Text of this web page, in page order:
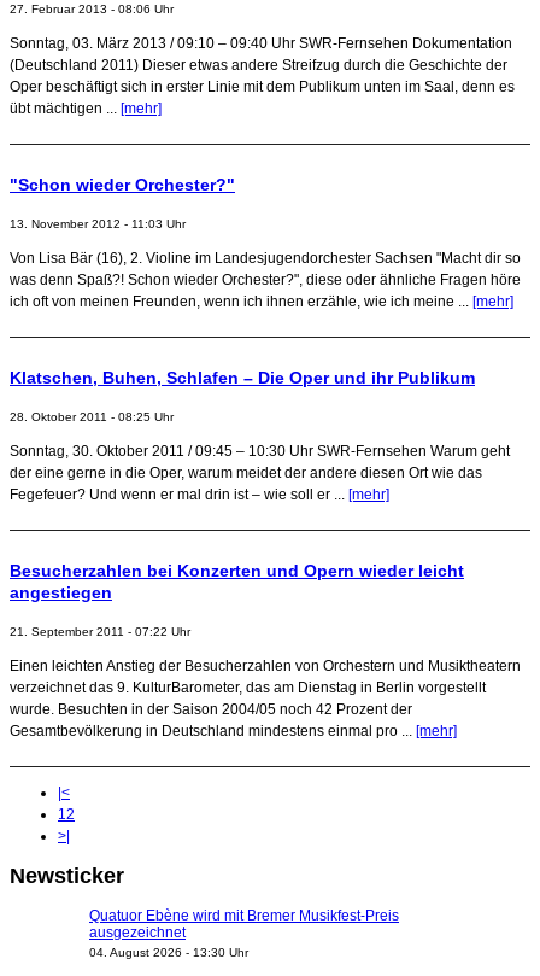
27. Februar 2013 - 08:06 Uhr
Sonntag, 03. März 2013 / 09:10 – 09:40 Uhr SWR-Fernsehen Dokumentation
(Deutschland 2011) Dieser etwas andere Streifzug durch die Geschichte der
Oper beschäftigt sich in erster Linie mit dem Publikum unten im Saal, denn es
übt mächtigen ... [mehr]
"Schon wieder Orchester?"
13. November 2012 - 11:03 Uhr
Von Lisa Bär (16), 2. Violine im Landesjugendorchester Sachsen "Macht dir so
was denn Spaß?! Schon wieder Orchester?", diese oder ähnliche Fragen höre
ich oft von meinen Freunden, wenn ich ihnen erzähle, wie ich meine ... [mehr]
Klatschen, Buhen, Schlafen – Die Oper und ihr Publikum
28. Oktober 2011 - 08:25 Uhr
Sonntag, 30. Oktober 2011 / 09:45 – 10:30 Uhr SWR-Fernsehen Warum geht
der eine gerne in die Oper, warum meidet der andere diesen Ort wie das
Fegefeuer? Und wenn er mal drin ist – wie soll er ... [mehr]
Besucherzahlen bei Konzerten und Opern wieder leicht
angestiegen
21. September 2011 - 07:22 Uhr
Einen leichten Anstieg der Besucherzahlen von Orchestern und Musiktheatern
verzeichnet das 9. KulturBarometer, das am Dienstag in Berlin vorgestellt
wurde. Besuchten in der Saison 2004/05 noch 42 Prozent der
Gesamtbevölkerung in Deutschland mindestens einmal pro ... [mehr]
|<
1 2
>|
Newsticker
Quatuor Ebène wird mit Bremer Musikfest-Preis
ausgezeichnet
04. August 2026 - 13:30 Uhr